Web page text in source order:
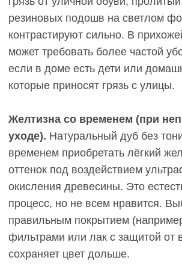
белые линии и очень заметны. Это критично для
семей с собаками (когти), активными детьми
(игрушки с колёсиками) или частыми
перестановками мебели.
Визуально уменьшает пространство.Тёмные
меньше и ниже. В маленьких квартирах,
недостатком естественного освещения тёмный
пол может создавать ощущение тесноты и
давления. Необходима компенсация: светлые
стены, хорошее искусственное освещение,
Меньше универсальности для будущих
изменений.
Если через 15 лет вы захотите
кардинально изменить стиль интерьера
(например, с лофта на скандинавский
минимализм), тёмный пол может не вписаться.
светлого масла), но это дополнительные затраты